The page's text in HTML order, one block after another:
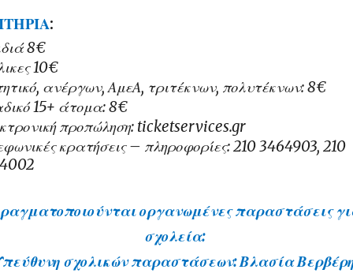
:
8€
10€
ανέργων, ΑμεΑ, τριτέκνων, πολυτέκνων: 8€
15+ άτομα: 8€
προπώληση: ticketservices.gr
κρατήσεις – πληροφορίες: 210 3464903, 210
οργανωμένες παραστάσεις
σχολεία:
σχολικών παραστάσεων: Βλασία